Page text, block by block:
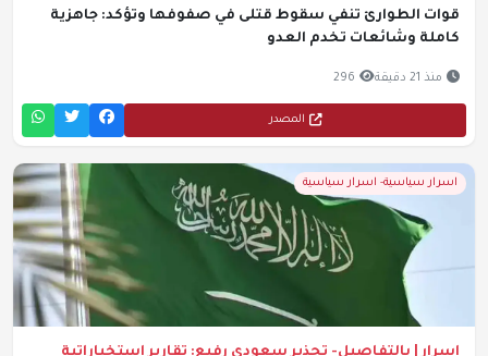
قوات الطوارئ تنفي سقوط قتلى في صفوفها وتؤكد: جاهزية
كاملة وشائعات تخدم العدو
منذ 21 دقيقة 296
المصدر
اسرار سياسية- اسرار سياسية
اسرار | بالتفاصيل- تحذير سعودي رفيع: تقارير استخباراتية